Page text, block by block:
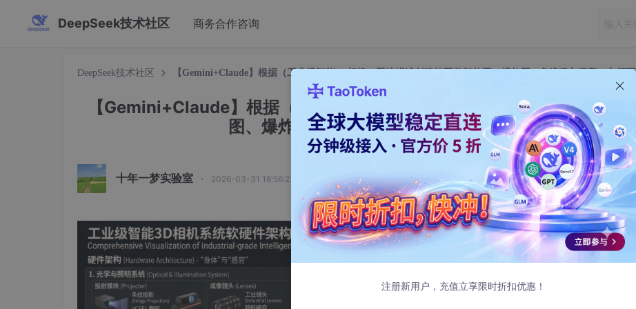
DeepSeek技术社区 商务合作咨询
DeepSeek技术社区 【Gemini+Claude】根据（工业级智能3D相机）系统描述创建软硬件架构图、爆炸图 +多线程主程序、主循环
【Gemini+Claude】根据（工业级智能3D相机）系统描述创建软硬件架构
图、爆炸图 +多线程主程序、主循环
十年一梦实验室 · 2026-03-31 18:56:27 发布
注册新用户，充值立享限时折扣优惠！